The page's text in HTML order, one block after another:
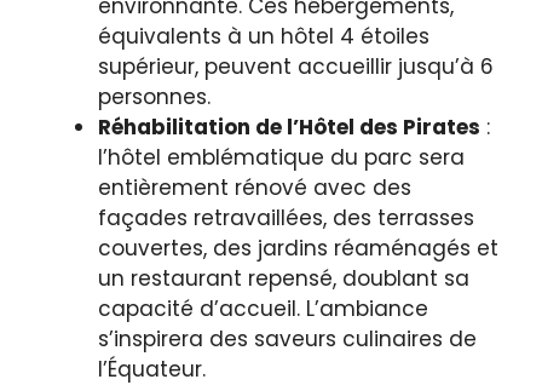
environnante. Ces hébergements,
équivalents à un hôtel 4 étoiles
supérieur, peuvent accueillir jusqu’à 6
personnes.
Réhabilitation de l’Hôtel des Pirates :
l’hôtel emblématique du parc sera
entièrement rénové avec des
façades retravaillées, des terrasses
couvertes, des jardins réaménagés et
un restaurant repensé, doublant sa
capacité d’accueil. L’ambiance
s’inspirera des saveurs culinaires de
l’Équateur.